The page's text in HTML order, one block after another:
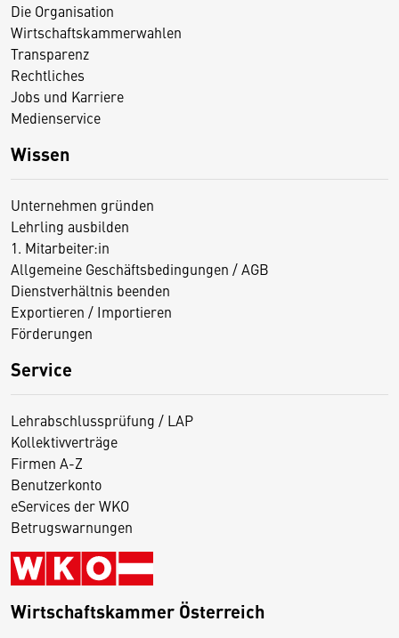
Die Organisation
Wirtschaftskammerwahlen
Transparenz
Rechtliches
Jobs und Karriere
Medienservice
Wissen
Unternehmen gründen
Lehrling ausbilden
1. Mitarbeiter:in
Allgemeine Geschäftsbedingungen / AGB
Dienstverhältnis beenden
Exportieren / Importieren
Förderungen
Service
Lehrabschlussprüfung / LAP
Kollektivverträge
Firmen A-Z
Benutzerkonto
eServices der WKO
Betrugswarnungen
Wirtschaftskammer Österreich